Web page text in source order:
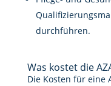
durchführen.
Was kostet die
Die Kosten für eine